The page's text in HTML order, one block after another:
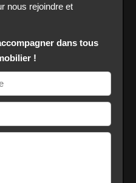
nous rejoindre et
dans tous
!